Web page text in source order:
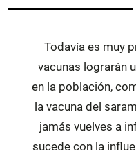
Todavía es muy
vacunas lograrán
en la población,
la vacuna del
jamás vuelves a
sucede con la